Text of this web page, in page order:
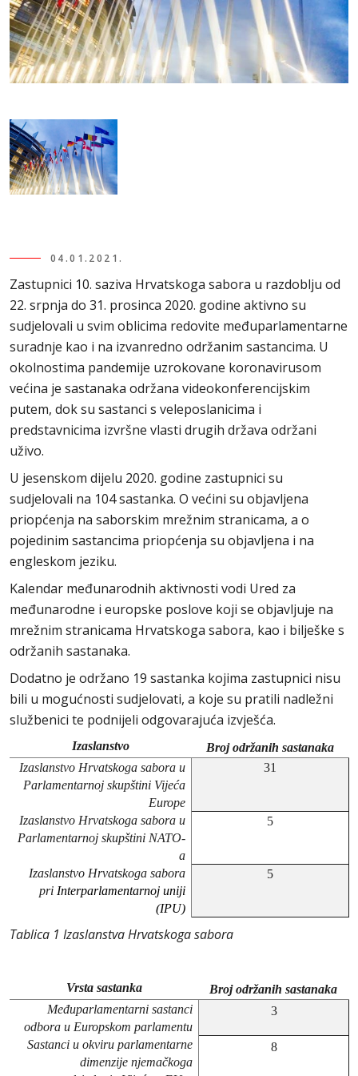
04.01.2021.
Zastupnici 10. saziva Hrvatskoga sabora u razdoblju od
22. srpnja do 31. prosinca 2020. godine aktivno su
sudjelovali u svim oblicima redovite međuparlamentarne
suradnje kao i na izvanredno održanim sastancima. U
okolnostima pandemije uzrokovane koronavirusom
većina je sastanaka održana videokonferencijskim
putem, dok su sastanci s veleposlanicima i
predstavnicima izvršne vlasti drugih država održani
uživo.
U jesenskom dijelu 2020. godine zastupnici su
sudjelovali na 104 sastanka. O većini su objavljena
priopćenja na saborskim mrežnim stranicama, a o
pojedinim sastancima priopćenja su objavljena i na
engleskom jeziku.
Kalendar međunarodnih aktivnosti vodi Ured za
međunarodne i europske poslove koji se objavljuje na
mrežnim stranicama Hrvatskoga sabora, kao i bilješke s
održanih sastanaka.
Dodatno je održano 19 sastanka kojima zastupnici nisu
bili u mogućnosti sudjelovati, a koje su pratili nadležni
službenici te podnijeli odgovarajuća izvješća.
Tablica 1 Izaslanstva Hrvatskoga sabora
Izaslanstvo
Broj održanih sastanaka
Izaslanstvo Hrvatskoga sabora u
Parlamentarnoj skupštini Vijeća
Europe
31
Izaslanstvo Hrvatskoga sabora u
Parlamentarnoj skupštini NATO-
a
5
Izaslanstvo Hrvatskoga sabora
pri Interparlamentarnoj uniji
(IPU)
5
Vrsta sastanka
Broj održanih sastanaka
Međuparlamentarni sastanci
odbora u Europskom parlamentu
3
Sastanci u okviru parlamentarne
dimenzije njemačkoga
8